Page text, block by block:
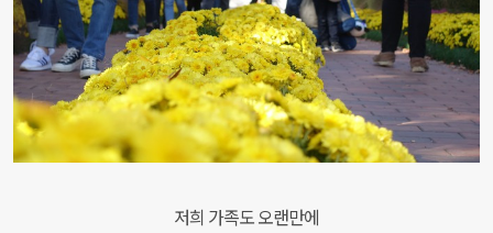
저희 가족도 오랜만에